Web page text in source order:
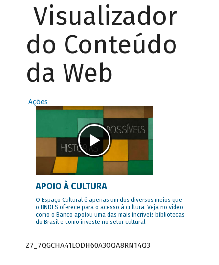
Visualizador
do Conteúdo
da Web
Ações
APOIO À CULTURA
O Espaço Cultural é apenas um dos diversos meios que
o BNDES oferece para o acesso à cultura. Veja no vídeo
como o Banco apoiou uma das mais incríveis bibliotecas
do Brasil e como investe no setor cultural.
Z7_7QGCHA41LODH60A3OQA8RN14Q3